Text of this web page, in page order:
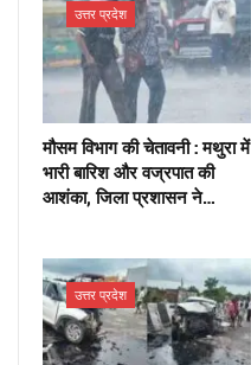
उत्तर प्रदेश
मौसम विभाग की चेतावनी : मथुरा में
भारी बारिश और वज्रपात की
आशंका, जिला प्रशासन ने…
उत्तर प्रदेश